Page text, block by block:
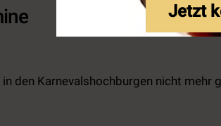
Jetzt
den Karnevalshochburgen nicht mehr